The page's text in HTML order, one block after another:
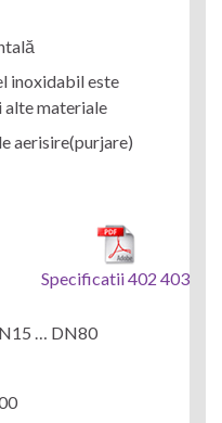
inoxidabil este
alte materiale
aerisire(purjare)
Specificatii 402 403
… DN80